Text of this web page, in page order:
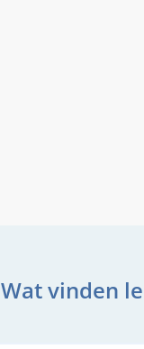
Wat vinden